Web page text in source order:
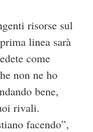
risorse sul
linea sarà
come
non ne ho
bene,
rivali.
facendo”,